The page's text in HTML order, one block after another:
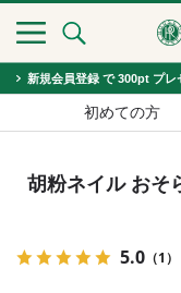
新規会員登録 で 300pt プレ
初めての方
胡粉ネイル お
5.0（1）